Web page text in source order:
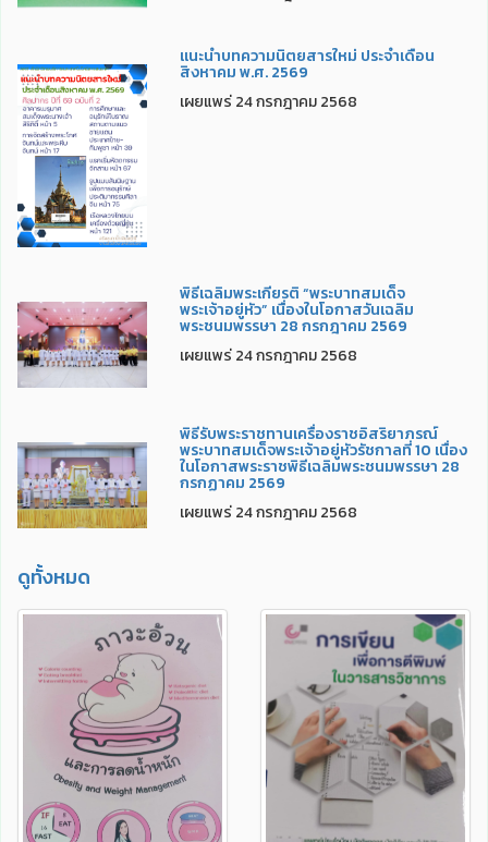
แนะนำบทความนิตยสารใหม่ ประจำเดือน
สิงหาคม พ.ศ. 2569
เผยแพร่ 24 กรกฎาคม 2568
พิธีเฉลิมพระเกียรติ “พระบาทสมเด็จ
พระเจ้าอยู่หัว” เนื่องในโอกาสวันเฉลิม
พระชนมพรรษา 28 กรกฎาคม 2569
เผยแพร่ 24 กรกฎาคม 2568
พิธีรับพระราชทานเครื่องราชอิสริยาภรณ์
พระบาทสมเด็จพระเจ้าอยู่หัวรัชกาลที่ 10 เนื่อง
ในโอกาสพระราชพิธีเฉลิมพระชนมพรรษา 28
กรกฏาคม 2569
เผยแพร่ 24 กรกฎาคม 2568
ดูทั้งหมด